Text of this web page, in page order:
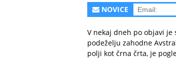
NOVICE
V nekaj dneh po objavi
podeželju zahodne
polji kot črna črta, je